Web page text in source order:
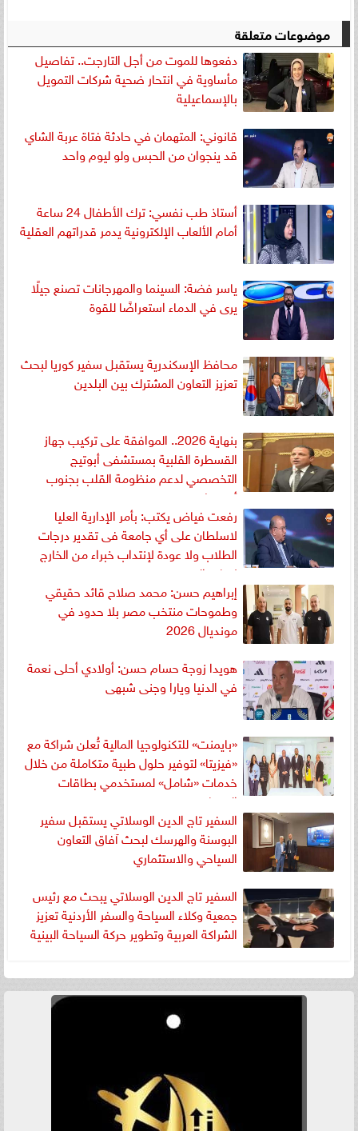
موضوعات متعلقة
دفعوها للموت من أجل التارجت.. تفاصيل
مأساوية في انتحار ضحية شركات التمويل
بالإسماعيلية
قانوني: المتهمان في حادثة فتاة عربة الشاي
قد ينجوان من الحبس ولو ليوم واحد
أستاذ طب نفسي: ترك الأطفال 24 ساعة
أمام الألعاب الإلكترونية يدمر قدراتهم العقلية
ياسر فضة: السينما والمهرجانات تصنع جيلًا
يرى في الدماء استعراضًا للقوة
محافظ الإسكندرية يستقبل سفير كوريا لبحث
تعزيز التعاون المشترك بين البلدين
بنهاية 2026.. الموافقة على تركيب جهاز
القسطرة القلبية بمستشفى أبوتيج
التخصصي لدعم منظومة القلب بجنوب
أسيوط
رفعت فياض يكتب: بأمر الإدارية العليا
لاسلطان على أي جامعة فى تقدير درجات
الطلاب ولا عودة لإنتداب خبراء من الخارج
لإعادة التصحيح
إبراهيم حسن: محمد صلاح قائد حقيقي
وطموحات منتخب مصر بلا حدود في
مونديال 2026
هويدا زوجة حسام حسن: أولادي أحلى نعمة
في الدنيا ويارا وجنى شبهى
«بايمنت» للتكنولوجيا المالية تُعلن شراكة مع
«فيزيتا» لتوفير حلول طبية متكاملة من خلال
خدمات «شامل» لمستخدمي بطاقات
المرتبات
السفير تاج الدين الوسلاتي يستقبل سفير
البوسنة والهرسك لبحث آفاق التعاون
السياحي والاستثماري
السفير تاج الدين الوسلاتي يبحث مع رئيس
جمعية وكلاء السياحة والسفر الأردنية تعزيز
الشراكة العربية وتطوير حركة السياحة البينية